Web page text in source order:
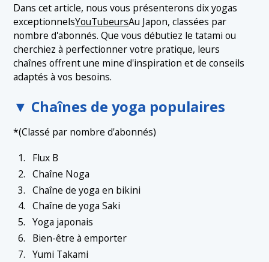
Dans cet article, nous vous présenterons dix yogas
exceptionnelsYouTubeursAu Japon, classées par
nombre d'abonnés. Que vous débutiez le tatami ou
cherchiez à perfectionner votre pratique, leurs
chaînes offrent une mine d'inspiration et de conseils
adaptés à vos besoins.
▼ Chaînes de yoga populaires
*(Classé par nombre d'abonnés)
Flux B
Chaîne Noga
Chaîne de yoga en bikini
Chaîne de yoga Saki
Yoga japonais
Bien-être à emporter
Yumi Takami